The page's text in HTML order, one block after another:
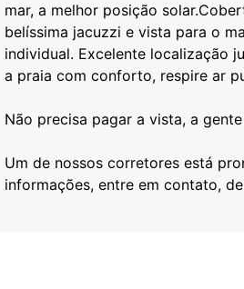
mar, a melhor posição
belíssima jacuzzi e vista para o
individual. Excelente localização
a praia com conforto, respire ar
Não precisa pagar a vista, a
Um de nossos corretores está